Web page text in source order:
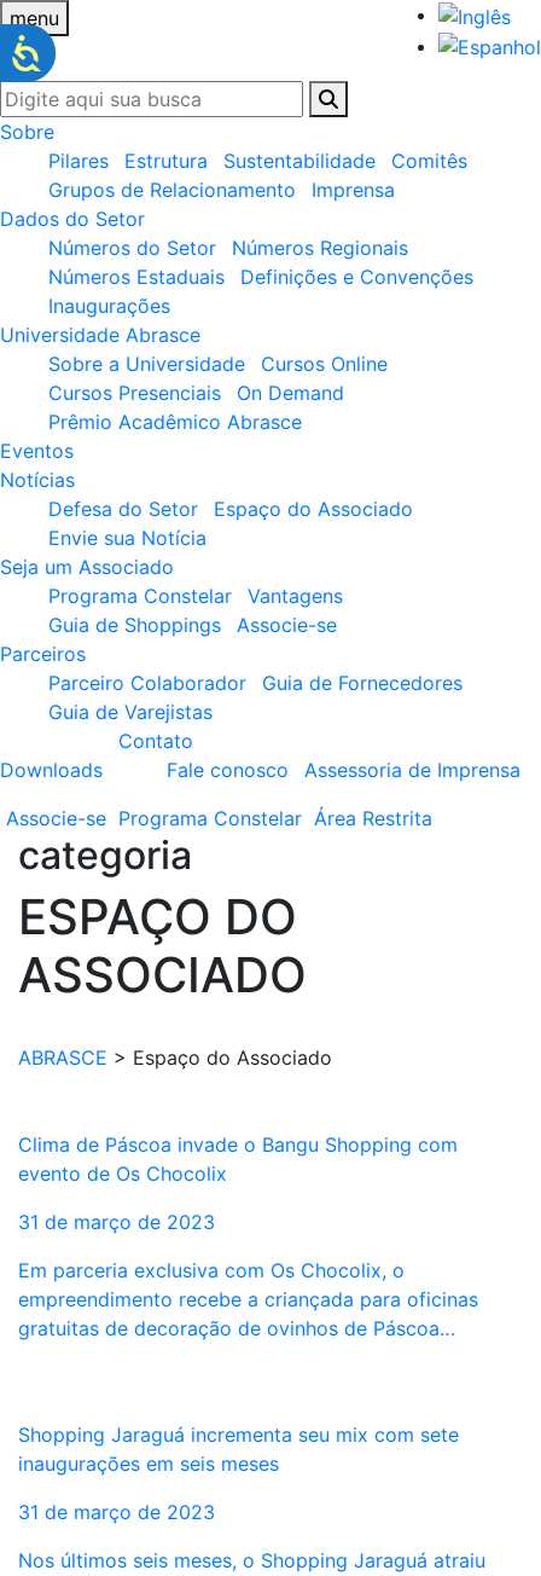
menu
Sobre
Pilares
Estrutura Sustentabilidade
Comitês
Grupos de Relacionamento
Imprensa
Dados do Setor
Números do Setor
Números Regionais
Números Estaduais
Definições e Convenções
Inaugurações
Universidade Abrasce
Sobre a Universidade
Cursos Online
Cursos Presenciais
On Demand
Prêmio Acadêmico Abrasce
Eventos
Notícias
Defesa do Setor
Espaço do Associado
Envie sua Notícia
Seja um Associado
Programa Constelar
Vantagens
Guia de Shoppings
Associe-se
Parceiros
Parceiro Colaborador
Guia de Fornecedores
Guia de Varejistas
Downloads
Contato
Fale conosco
Assessoria de Imprensa
Associe-se Programa Constelar Área Restrita
categoria
ESPAÇO DO
ASSOCIADO
ABRASCE > Espaço do Associado
Clima de Páscoa invade o Bangu Shopping com
evento de Os Chocolix
31 de março de 2023
Em parceria exclusiva com Os Chocolix, o
empreendimento recebe a criançada para oficinas
gratuitas de decoração de ovinhos de Páscoa…
Shopping Jaraguá incrementa seu mix com sete
inaugurações em seis meses
31 de março de 2023
Nos últimos seis meses, o Shopping Jaraguá atraiu